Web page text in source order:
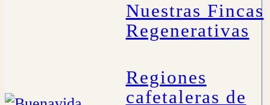
Nuestras Fincas
Regenerativas
Regiones
cafetaleras de